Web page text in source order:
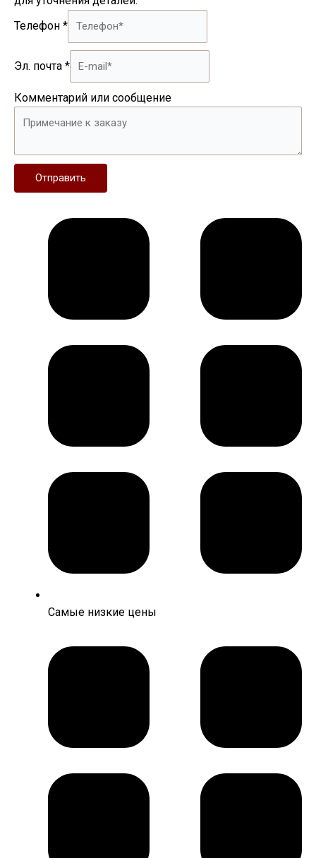
Телефон *
Эл. почта *
Комментарий или сообщение
Отправить
Самые низкие цены